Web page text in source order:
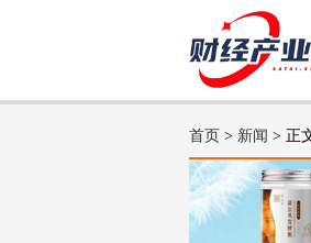
首页 > 新闻 > 正